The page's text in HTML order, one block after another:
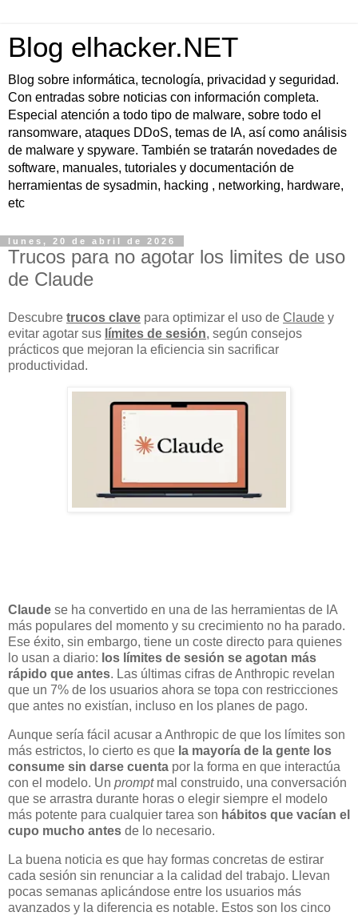
Blog elhacker.NET
Blog sobre informática, tecnología, privacidad y seguridad.
Con entradas sobre noticias con información completa.
Especial atención a todo tipo de malware, sobre todo el
ransomware, ataques DDoS, temas de IA, así como análisis
de malware y spyware. También se tratarán novedades de
software, manuales, tutoriales y documentación de
herramientas de sysadmin, hacking , networking, hardware,
etc
lunes, 20 de abril de 2026
Trucos para no agotar los limites de uso
de Claude
Descubre trucos clave para optimizar el uso de Claude y
evitar agotar sus límites de sesión, según consejos
prácticos que mejoran la eficiencia sin sacrificar
productividad.
Claude se ha convertido en una de las herramientas de IA
más populares del momento y su crecimiento no ha parado.
Ese éxito, sin embargo, tiene un coste directo para quienes
lo usan a diario: los límites de sesión se agotan más
rápido que antes. Las últimas cifras de Anthropic revelan
que un 7% de los usuarios ahora se topa con restricciones
que antes no existían, incluso en los planes de pago.
Aunque sería fácil acusar a Anthropic de que los límites son
más estrictos, lo cierto es que la mayoría de la gente los
consume sin darse cuenta por la forma en que interactúa
con el modelo. Un promptmal construido, una conversación
que se arrastra durante horas o elegir siempre el modelo
más potente para cualquier tarea son hábitos que vacían el
cupo mucho antes de lo necesario.
La buena noticia es que hay formas concretas de estirar
cada sesión sin renunciar a la calidad del trabajo. Llevan
pocas semanas aplicándose entre los usuarios más
avanzados y la diferencia es notable. Estos son los cinco